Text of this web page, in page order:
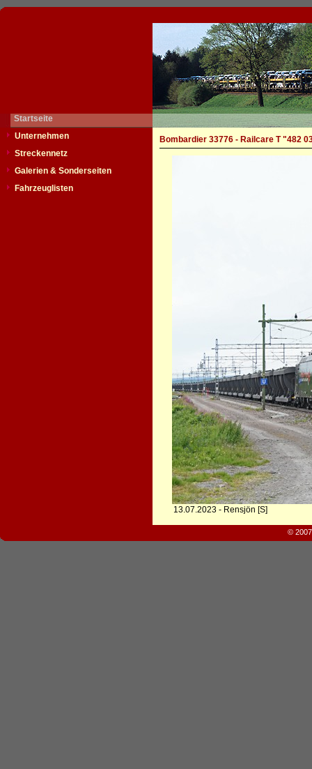
Startseite
Unternehmen
Streckennetz
Galerien & Sonderseiten
Fahrzeuglisten
Bombardier 33776 - Railcare T "482
13.07.2023 - Rensjön [S]
©